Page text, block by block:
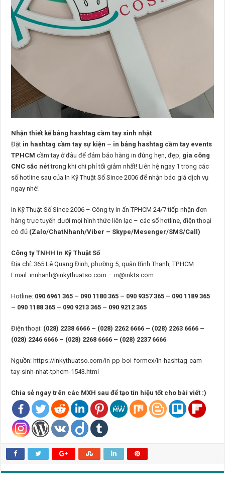
Nhận thiết kế bảng hashtag cầm tay sinh nhật
Đặt in hashtag cầm tay sự kiện – in bảng hashtag cầm tay events
TPHCM cầm tay ở đâu để đảm bảo hàng in đúng hẹn, đẹp, gia công
CNC sắc néttrong khi chi phí tối giảm nhất! Liên hệ ngay 1 trong các
số hotline sau của In Kỹ Thuật Số Since 2006 để nhận báo giá dịch vụ
ngay nhé!
In Kỹ Thuật Số Since 2006 – Công ty in ấn TPHCM 24/7 tiếp nhận đơn
hàng trực tuyến dưới mọi hình thức liên lạc – các số hotline, điện thoại
có đủ (Zalo/ChatNhanh/Viber – Skype/Mesenger/SMS/Call)
Công ty TNHH In Kỹ Thuật Số
Địa chỉ: 365 Lê Quang Định, phường 5, quận Bình Thạnh, TP.HCM
Email: innhanh@inkythuatso.com – in@inkts.com
Hotline: 090 6961 365 – 090 1180 365 – 090 9357 365 – 090 1189 365
– 090 1188 365 – 090 9213 365 – 090 9212 365
Điện thoại: (028) 2238 6666 – (028) 2262 6666 – (028) 2263 6666 –
(028) 2246 6666 – (028) 2268 6666 – (028) 2237 6666
Nguồn: https://inkythuatso.com/in-pp-boi-formex/in-hashtag-cam-
tay-sinh-nhat-tphcm-1543.html
Chia sẻ ngay trên các MXH sau để tạo tín hiệu tốt cho bài viết :)